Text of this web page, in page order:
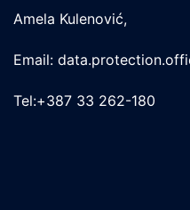
Amela Kulenović,
Email:
Tel:+387 33 262-180